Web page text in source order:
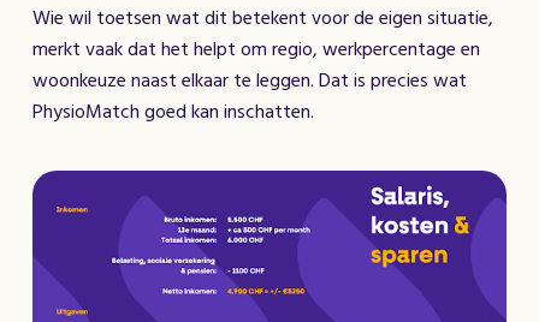
Wie wil toetsen wat dit betekent voor de eigen situatie,
merkt vaak dat het helpt om regio, werkpercentage en
woonkeuze naast elkaar te leggen. Dat is precies wat
PhysioMatch goed kan inschatten.